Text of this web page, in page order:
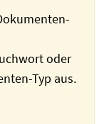
oder
Typ aus.